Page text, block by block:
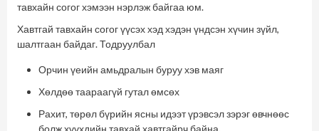
тавхайн согог хэмээн нэрлэж байгаа юм.
Хавтгай тавхайн согог үүсэх хэд хэдэн үндсэн хүчин зүйл,
шалтгаан байдаг. Тодруулбал
Орчин үеийн амьдралын буруу хэв маяг
Хөлдөө таараагүй гутал өмсөх
Рахит, төрөл бүрийн ясны идээт үрэвсэл зэрэг өвчнөөс